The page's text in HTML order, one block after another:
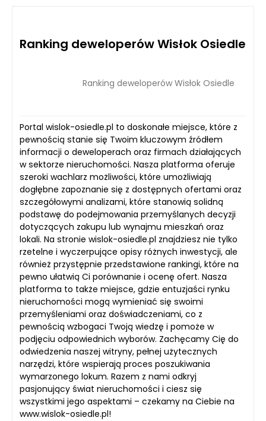
Ranking deweloperów Wisłok Osiedle
Ranking deweloperów Wisłok Osiedle
Portal wislok-osiedle.pl to doskonałe miejsce, które z
pewnością stanie się Twoim kluczowym źródłem
informacji o deweloperach oraz firmach działających
w sektorze nieruchomości. Nasza platforma oferuje
szeroki wachlarz możliwości, które umożliwiają
dogłębne zapoznanie się z dostępnych ofertami oraz
szczegółowymi analizami, które stanowią solidną
podstawę do podejmowania przemyślanych decyzji
dotyczących zakupu lub wynajmu mieszkań oraz
lokali. Na stronie wislok-osiedle.pl znajdziesz nie tylko
rzetelne i wyczerpujące opisy różnych inwestycji, ale
również przystępnie przedstawione rankingi, które na
pewno ułatwią Ci porównanie i ocenę ofert. Nasza
platforma to także miejsce, gdzie entuzjaści rynku
nieruchomości mogą wymieniać się swoimi
przemyśleniami oraz doświadczeniami, co z
pewnością wzbogaci Twoją wiedzę i pomoże w
podjęciu odpowiednich wyborów. Zachęcamy Cię do
odwiedzenia naszej witryny, pełnej użytecznych
narzędzi, które wspierają proces poszukiwania
wymarzonego lokum. Razem z nami odkryj
pasjonujący świat nieruchomości i ciesz się
wszystkimi jego aspektami – czekamy na Ciebie na
www.wislok-osiedle.pl!